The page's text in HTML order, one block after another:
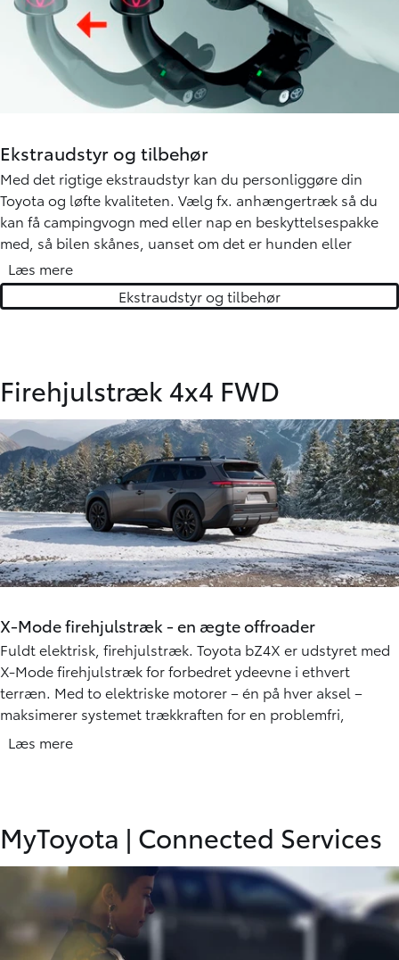
Ekstraudstyr og tilbehør
Med det rigtige ekstraudstyr kan du personliggøre din
Toyota og løfte kvaliteten. Vælg fx. anhængertræk så du
kan få campingvogn med eller nap en beskyttelsespakke
med, så bilen skånes, uanset om det er hunden eller
sportsudstyret, der skal med.
Alt fås specielt designet og tilpasset lige præcis den Toyota
Læs mere
Ekstraudstyr og tilbehør
Firehjulstræk 4x4 FWD
X-Mode firehjulstræk - en ægte offroader
Fuldt elektrisk, firehjulstræk. Toyota bZ4X er udstyret med
X-Mode firehjulstræk for forbedret ydeevne i ethvert
terræn. Med to elektriske motorer – én på hver aksel –
maksimerer systemet trækkraften for en problemfri,
fuldelektrisk køreoplevelse, uanset hvor du er. X-Mode
regnskyl eller omfavne kurverne på en snoet vej, giver
bZ4X's tilgængelige AWD-funktion dig selvtillid til at holde
kursen. Og med et tryk på en knap maksimerer X-MODE
bZ4X’s AWD-potentiale. Ved at justere drivkraften,
bremsen og gassen kan du nyde dens imponerende
ydeevne under hårdere forhold.
Læs mere
MyToyota | Connected Services